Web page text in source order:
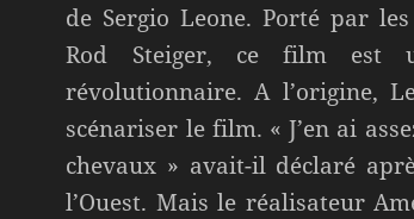
de Sergio Leone. Porté par
Rod Steiger, ce film est
révolutionnaire. A l’origine,
scénariser le film. « J’en ai
chevaux » avait-il déclaré
l’Ouest. Mais le réalisateur